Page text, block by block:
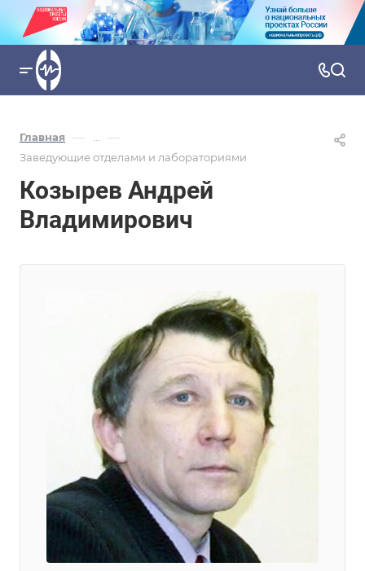
Главная — ... —
Заведующие отделами и лабораториями
Козырев Андрей
Владимирович